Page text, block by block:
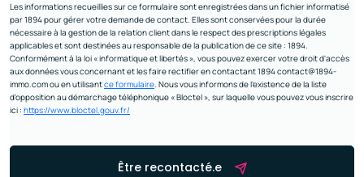
Les informations recueillies sur ce formulaire sont enregistrées dans un fichier informatisé
par 1894 pour gérer votre demande de contact. Elles sont conservées pour la durée
nécessaire à la gestion de la relation client dans le respect des prescriptions légales
applicables et sont destinées au responsable de la publication de ce site : 1894.
Conformément à la loi « informatique et libertés », vous pouvez exercer votre droit d'accès
aux données vous concernant et les faire rectifier en contactant 1894 contact@1894-
immo.com ou en utilisantce formulaire. Nous vous informons de l’existence de la liste
d'opposition au démarchage téléphonique « Bloctel », sur laquelle vous pouvez vous inscrire
ici : https://www.bloctel.gouv.fr/
Être recontacté.e